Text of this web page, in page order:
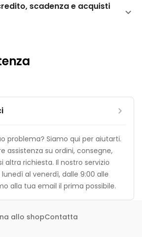
scadenza e acquisti
problema? Siamo qui per aiutarti.
assistenza su ordini, consegne,
altra richiesta. Il nostro servizio
al venerdì, dalle 9:00 alle
alla tua email il prima possibile.
allo shopContatta